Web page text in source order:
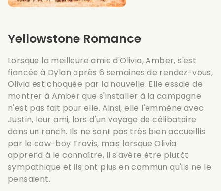
Yellowstone Romance
Lorsque la meilleure amie d'Olivia, Amber, s'est
fiancée à Dylan après 6 semaines de rendez-vous,
Olivia est choquée par la nouvelle. Elle essaie de
montrer à Amber que s'installer à la campagne
n'est pas fait pour elle. Ainsi, elle l'emmène avec
Justin, leur ami, lors d'un voyage de célibataire
dans un ranch. Ils ne sont pas très bien accueillis
par le cow-boy Travis, mais lorsque Olivia
apprend à le connaître, il s'avère être plutôt
sympathique et ils ont plus en commun qu'ils ne le
pensaient.